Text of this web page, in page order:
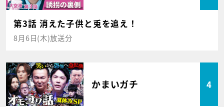
第3話 消えた子供と兎を追え！
8月6日(木)放送分
かまいガチ 4